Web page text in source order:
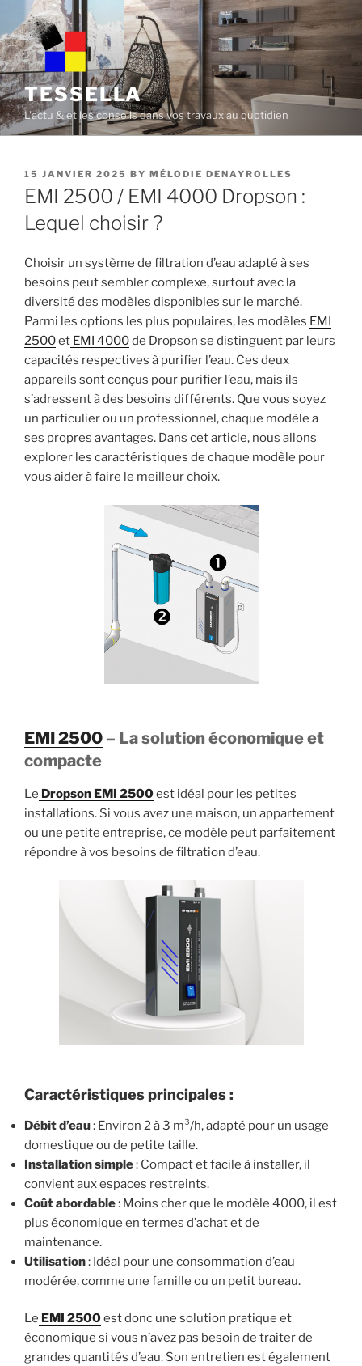
content
TESSELLA
L'actu & et les conseils dans vos travaux au quotidien
POSTED
ON
15 JANVIER 2025 BY MÉLODIE DENAYROLLES
EMI 2500 / EMI 4000 Dropson :
Lequel choisir ?
Choisir un système de filtration d’eau adapté à ses
besoins peut sembler complexe, surtout avec la
diversité des modèles disponibles sur le marché.
Parmi les options les plus populaires, les modèles EMI
2500et EMI 4000de Dropson se distinguent par leurs
capacités respectives à purifier l’eau. Ces deux
appareils sont conçus pour purifier l’eau, mais ils
s’adressent à des besoins différents. Que vous soyez
un particulier ou un professionnel, chaque modèle a
ses propres avantages. Dans cet article, nous allons
explorer les caractéristiques de chaque modèle pour
vous aider à faire le meilleur choix.
EMI 2500 – La solution économique et
compacte
Le Dropson EMI 2500est idéal pour les petites
installations. Si vous avez une maison, un appartement
ou une petite entreprise, ce modèle peut parfaitement
répondre à vos besoins de filtration d’eau.
Caractéristiques principales :
Débit d’eau: Environ 2 à 3 m³/h, adapté pour un usage
domestique ou de petite taille.
Installation simple: Compact et facile à installer, il
convient aux espaces restreints.
Coût abordable: Moins cher que le modèle 4000, il est
plus économique en termes d’achat et de
maintenance.
Utilisation: Idéal pour une consommation d’eau
modérée, comme une famille ou un petit bureau.
Le EMI 2500est donc une solution pratique et
économique si vous n’avez pas besoin de traiter de
grandes quantités d’eau. Son entretien est également